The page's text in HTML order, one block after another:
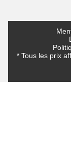
* Tous les prix